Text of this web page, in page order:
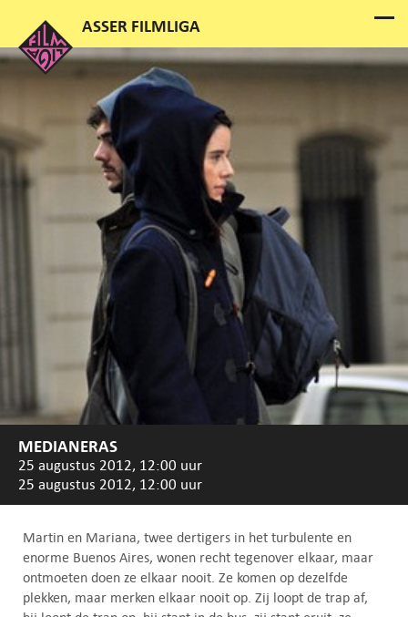
MEDIANERAS
25 augustus 2012, 12:00 uur
25 augustus 2012, 12:00 uur
Martin en Mariana, twee dertigers in het turbulente en
enorme Buenos Aires, wonen recht tegenover elkaar, maar
ontmoeten doen ze elkaar nooit. Ze komen op dezelfde
plekken, maar merken elkaar nooit op. Zij loopt de trap af,